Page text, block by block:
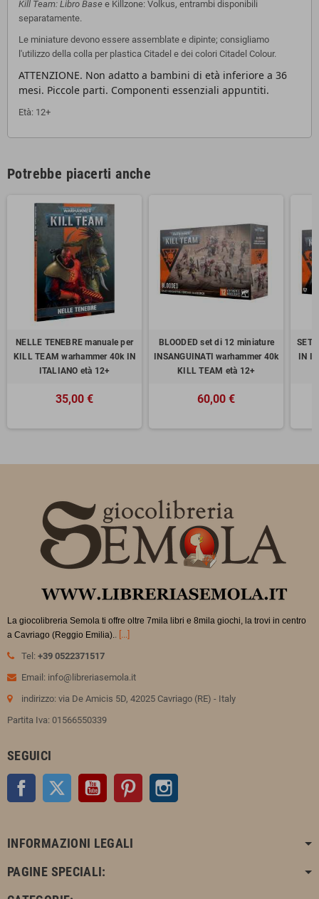
Kill Team: Libro Base e Killzone: Volkus, entrambi disponibili
separatamente.
Le miniature devono essere assemblate e dipinte; consigliamo
l'utilizzo della colla per plastica Citadel e dei colori Citadel Colour.
ATTENZIONE. Non adatto a bambini di età inferiore a 36
mesi. Piccole parti. Componenti essenziali appuntiti.
Età: 12+
Potrebbe piacerti anche
NELLE TENEBRE manuale per
KILL TEAM warhammer 40k IN
ITALIANO età 12+
35,00 €
BLOODED set di 12 miniature
INSANGUINATI warhammer 40k
KILL TEAM età 12+
60,00 €
SET
IN
La giocolibreria Semola ti offre oltre 7mila libri e 8mila giochi, la trovi in centro
a Cavriago (Reggio Emilia).. [...]
Tel: +39 0522371517
Email: info@libreriasemola.it
indirizzo: via De Amicis 5D, 42025 Cavriago (RE) - Italy
Partita Iva: 01566550339
SEGUICI
Facebook Twitter YouTube Pinterest
INFORMAZIONI LEGALI
PAGINE SPECIALI: